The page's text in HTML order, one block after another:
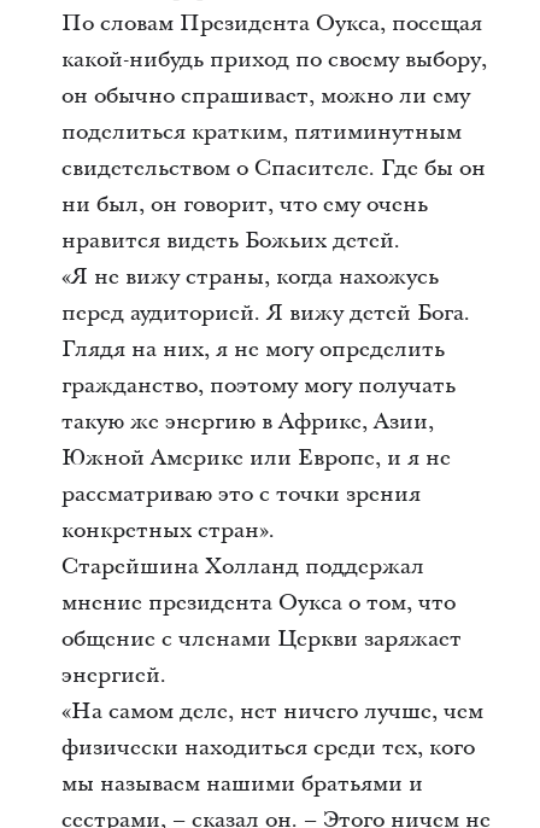
По словам Президента Оукса, посещая
какой-нибудь приход по своему выбору,
он обычно спрашивает, можно ли ему
поделиться кратким, пятиминутным
свидетельством о Спасителе. Где бы он
ни был, он говорит, что ему очень
нравится видеть Божьих детей.
«Я не вижу страны, когда нахожусь
перед аудиторией. Я вижу детей Бога.
Глядя на них, я не могу определить
гражданство, поэтому могу получать
такую же энергию в Африке, Азии,
Южной Америке или Европе, и я не
рассматриваю это с точки зрения
конкретных стран».
Старейшина Холланд поддержал
мнение президента Оукса о том, что
общение с членами Церкви заряжает
энергией.
«На самом деле, нет ничего лучше, чем
физически находиться среди тех, кого
мы называем нашими братьями и
сестрами, – сказал он. – Этого ничем не